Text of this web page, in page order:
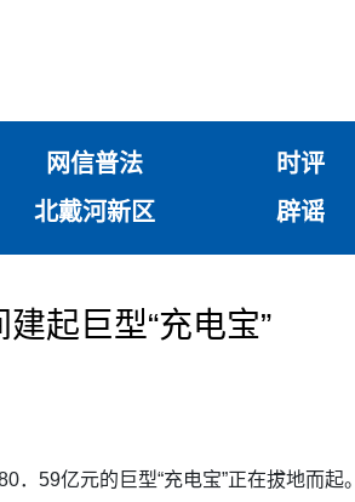
网信普法 时评
北戴河新区 辟谣
起巨型“充电宝”
59亿元的巨型“充电宝”正在拔地而起。